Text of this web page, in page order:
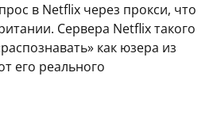
в Netflix через прокси, что
Сервера Netflix такого
как юзера из
его реального
работы с прокси
алгоритму. Необходимо
выбрать «Настройки»,